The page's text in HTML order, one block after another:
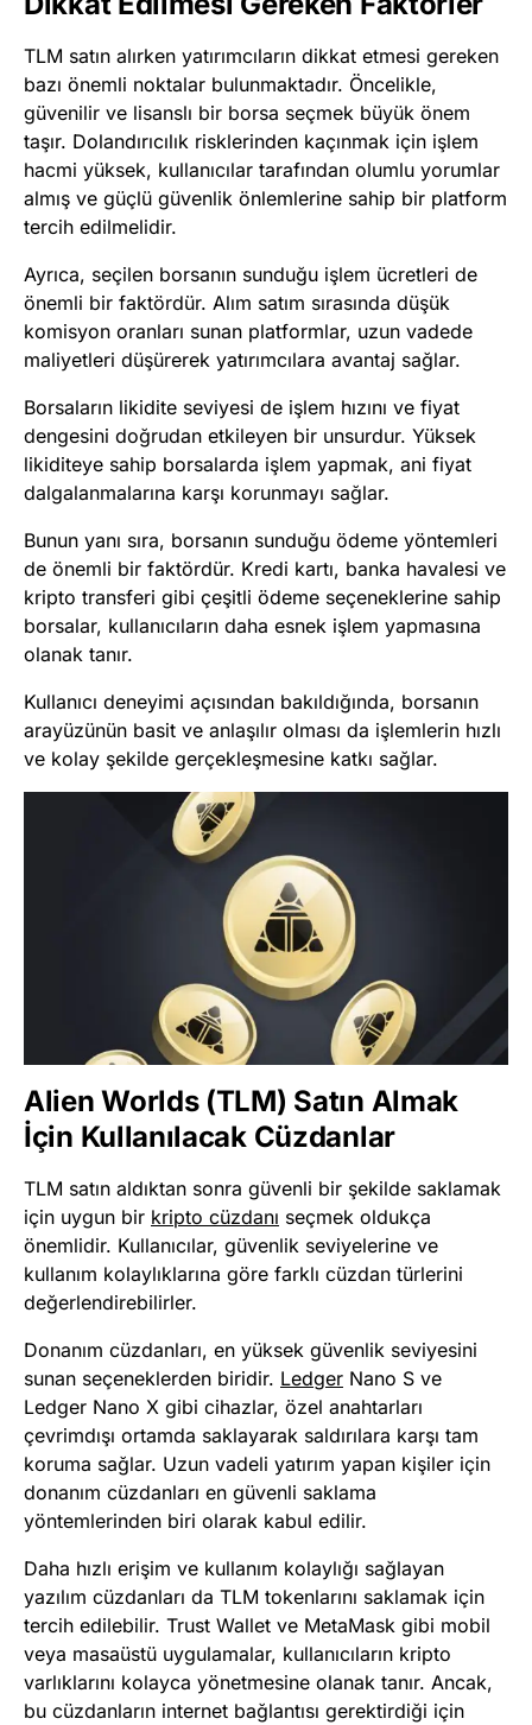
TLM satın alırken yatırımcıların dikkat etmesi gereken
bazı önemli noktalar bulunmaktadır. Öncelikle,
güvenilir ve lisanslı bir borsa seçmek büyük önem
taşır. Dolandırıcılık risklerinden kaçınmak için işlem
hacmi yüksek, kullanıcılar tarafından olumlu yorumlar
almış ve güçlü güvenlik önlemlerine sahip bir platform
tercih edilmelidir.
Ayrıca, seçilen borsanın sunduğu işlem ücretleri de
önemli bir faktördür. Alım satım sırasında düşük
komisyon oranları sunan platformlar, uzun vadede
maliyetleri düşürerek yatırımcılara avantaj sağlar.
Borsaların likidite seviyesi de işlem hızını ve fiyat
dengesini doğrudan etkileyen bir unsurdur. Yüksek
likiditeye sahip borsalarda işlem yapmak, ani fiyat
dalgalanmalarına karşı korunmayı sağlar.
Bunun yanı sıra, borsanın sunduğu ödeme yöntemleri
de önemli bir faktördür. Kredi kartı, banka havalesi ve
kripto transferi gibi çeşitli ödeme seçeneklerine sahip
borsalar, kullanıcıların daha esnek işlem yapmasına
olanak tanır.
Kullanıcı deneyimi açısından bakıldığında, borsanın
arayüzünün basit ve anlaşılır olması da işlemlerin hızlı
ve kolay şekilde gerçekleşmesine katkı sağlar.
Alien Worlds (TLM) Satın Almak
İçin Kullanılacak Cüzdanlar
TLM satın aldıktan sonra güvenli bir şekilde saklamak
için uygun bir kripto cüzdanı seçmek oldukça
önemlidir. Kullanıcılar, güvenlik seviyelerine ve
kullanım kolaylıklarına göre farklı cüzdan türlerini
değerlendirebilirler.
Donanım cüzdanları, en yüksek güvenlik seviyesini
sunan seçeneklerden biridir. Ledger Nano S ve
Ledger Nano X gibi cihazlar, özel anahtarları
çevrimdışı ortamda saklayarak saldırılara karşı tam
koruma sağlar. Uzun vadeli yatırım yapan kişiler için
donanım cüzdanları en güvenli saklama
yöntemlerinden biri olarak kabul edilir.
Daha hızlı erişim ve kullanım kolaylığı sağlayan
yazılım cüzdanları da TLM tokenlarını saklamak için
tercih edilebilir. Trust Wallet ve MetaMask gibi mobil
veya masaüstü uygulamalar, kullanıcıların kripto
varlıklarını kolayca yönetmesine olanak tanır. Ancak,
bu cüzdanların internet bağlantısı gerektirdiği için